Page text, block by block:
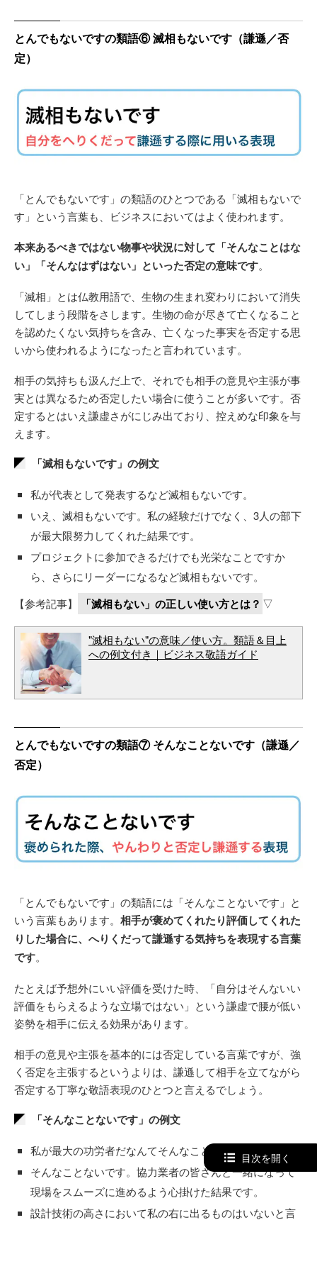
とんでもないですの類語⑥ 滅相もないです（謙遜／否
定）
「とんでもないです」の類語のひとつである「滅相もないで
す」という言葉も、ビジネスにおいてはよく使われます。
本来あるべきではない物事や状況に対して「そんなことはな
い」「そんなはずはない」といった否定の意味です。
「滅相」とは仏教用語で、生物の生まれ変わりにおいて消失
してしまう段階をさします。生物の命が尽きて亡くなること
を認めたくない気持ちを含み、亡くなった事実を否定する思
いから使われるようになったと言われています。
相手の気持ちも汲んだ上で、それでも相手の意見や主張が事
実とは異なるため否定したい場合に使うことが多いです。否
定するとはいえ謙虚さがにじみ出ており、控えめな印象を与
えます。
「滅相もないです」の例文
私が代表として発表するなど滅相もないです。
いえ、滅相もないです。私の経験だけでなく、3人の部下
が最大限努力してくれた結果です。
プロジェクトに参加できるだけでも光栄なことですか
ら、さらにリーダーになるなど滅相もないです。
【参考記事】
「滅相もない」の正しい使い方とは？ ▽
"滅相もない"の意味／使い方。類語＆目上
への例文付き｜ビジネス敬語ガイド
とんでもないですの類語⑦ そんなことないです（謙遜／
否定）
「とんでもないです」の類語には「そんなことないです」と
いう言葉もあります。 相手が褒めてくれたり評価してくれた
りした場合に、へりくだって謙遜する気持ちを表現する言葉
です。
たとえば予想外にいい評価を受けた時、「自分はそんないい
評価をもらえるような立場ではない」という謙虚で腰が低い
姿勢を相手に伝える効果があります。
相手の意見や主張を基本的には否定している言葉ですが、強
く否定を主張するというよりは、謙遜して相手を立てながら
否定する丁寧な敬語表現のひとつと言えるでしょう。
「そんなことないです」の例文
私が最大の功労者だなんてそんなことないです。
そんなことないです。協力業者の皆さんと一緒になって
現場をスムーズに進めるよう心掛けた結果です。
設計技術の高さにおいて私の右に出るものはいないと言
目次を開く